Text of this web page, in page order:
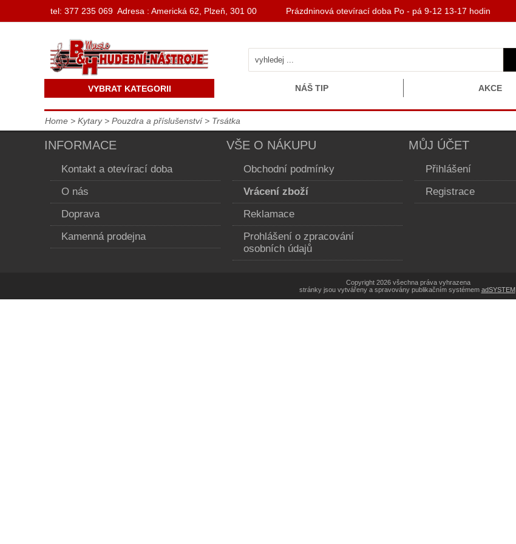
Home > Kytary> Pouzdra a příslušenství> Trsátka
NÁŠ TIP AKCE
VYBRAT KATEGORII
tel: 377 235 069 Adresa : Americká 62, Plzeň, 301 00 Prázdninová otevírací doba Po - pá 9-12 13-17 hodin
INFORMACE
Kontakt a otevírací doba
O nás
Doprava
Kamenná prodejna
VŠE O NÁKUPU
Obchodní podmínky
Vrácení zboží
Reklamace
Prohlášení o zpracování
osobních údajů
MŮJ ÚČET
Přihlášení
Registrace
Copyright 2026 všechna práva vyhrazena
stránky jsou vytvářeny a spravovány publikačním systémem adSYSTEM.